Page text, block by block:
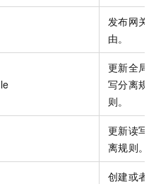
发布网关
由。
更新全局
写分离规
则。
更新读写
离规则。
创建或者